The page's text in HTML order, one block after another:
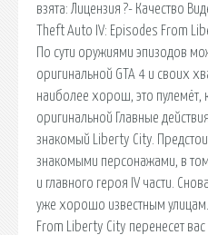
взята: Лицензия ?- Качество
Theft Auto IV: Episodes From
По сути оружиями эпизодов
оригинальной GTA 4 и своих
наиболее хорош, это пулемёт,
оригинальной Главные
знакомый Liberty City.
знакомыми персонажами, в том
и главного героя IV части.
уже хорошо известным улицам.
From Liberty City перенесет